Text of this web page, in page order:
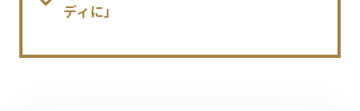
ディに」